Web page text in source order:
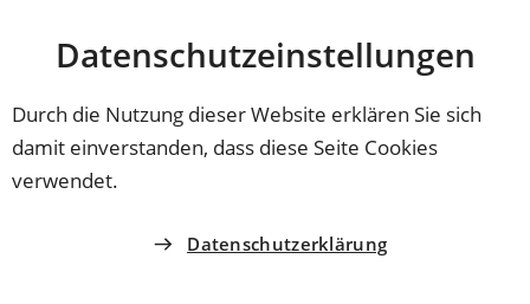
Datenschutz­einstellungen
Durch die Nutzung dieser Website erklären Sie sich
damit einverstanden, dass diese Seite Cookies
verwendet.
Datenschutzerklärung
INHALT ANSPRINGEN
Coburg
Kroos geehrt